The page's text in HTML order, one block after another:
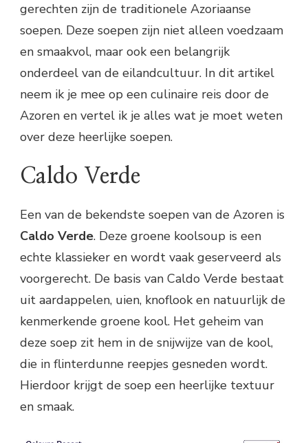
gerechten zijn de traditionele Azoriaanse
soepen. Deze soepen zijn niet alleen voedzaam
en smaakvol, maar ook een belangrijk
onderdeel van de eilandcultuur. In dit artikel
neem ik je mee op een culinaire reis door de
Azoren en vertel ik je alles wat je moet weten
over deze heerlijke soepen.
Caldo Verde
Een van de bekendste soepen van de Azoren is
Caldo Verde. Deze groene koolsoup is een
echte klassieker en wordt vaak geserveerd als
voorgerecht. De basis van Caldo Verde bestaat
uit aardappelen, uien, knoflook en natuurlijk de
kenmerkende groene kool. Het geheim van
deze soep zit hem in de snijwijze van de kool,
die in flinterdunne reepjes gesneden wordt.
Hierdoor krijgt de soep een heerlijke textuur
en smaak.